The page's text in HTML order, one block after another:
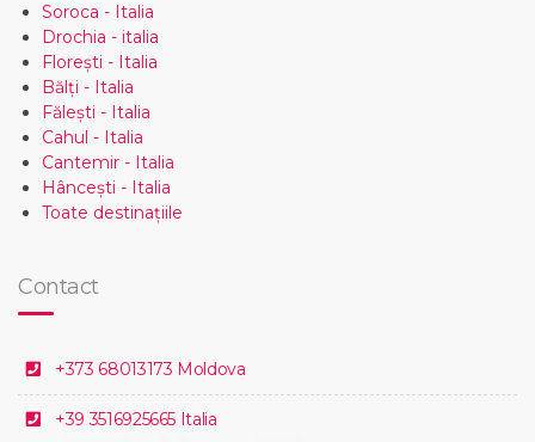
Soroca - Italia
Drochia - italia
Florești - Italia
Bălți - Italia
Fălești - Italia
Cahul - Italia
Cantemir - Italia
Hâncești - Italia
Toate destinațiile
Contact
+373 68013173 Moldova
+39 3516925665 Italia